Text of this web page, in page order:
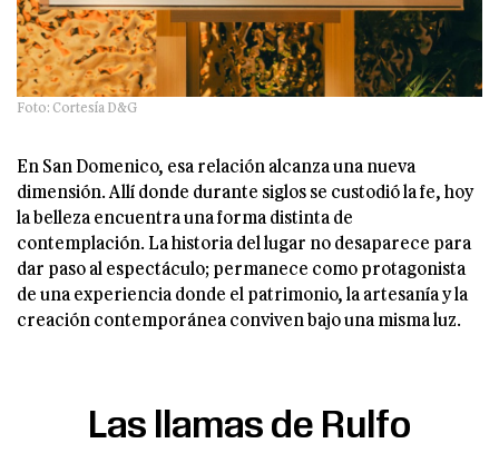
Foto: Cortesía D&G
En San Domenico, esa relación alcanza una nueva
dimensión. Allí donde durante siglos se custodió la fe, hoy
la belleza encuentra una forma distinta de
contemplación. La historia del lugar no desaparece para
dar paso al espectáculo; permanece como protagonista
de una experiencia donde el patrimonio, la artesanía y la
creación contemporánea conviven bajo una misma luz.
Las llamas de Rulfo